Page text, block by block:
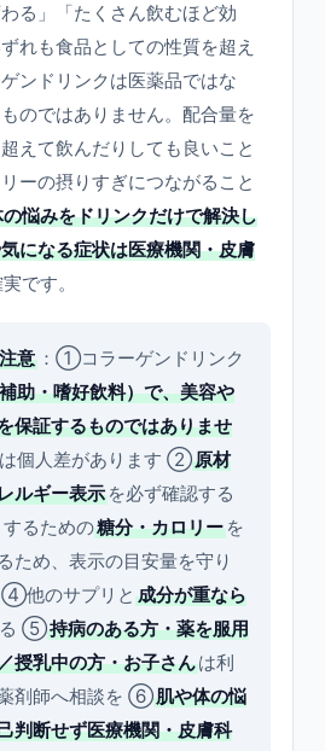
る」「たくさん飲むほど効
れも食品としての性質を超え
ンドリンクは医薬品ではな
のではありません。配合量を
えて飲んだりしても良いこと
ーの摂りすぎにつながること
悩みをドリンクだけで解決し
になる症状は医療機関・皮膚
です。
意 ：①コラーゲンドリンク
助・嗜好飲料）で、美容や
保証するものではありませ
個人差があります ②原材
ルギー表示 を必ず確認する
るための糖分・カロリー を
ため、表示の目安量を守り
④他のサプリと 成分が重なら
る ⑤持病のある方・薬を服用
授乳中の方・お子さんは利
剤師へ相談を ⑥肌や体の悩
判断せず医療機関・皮膚科